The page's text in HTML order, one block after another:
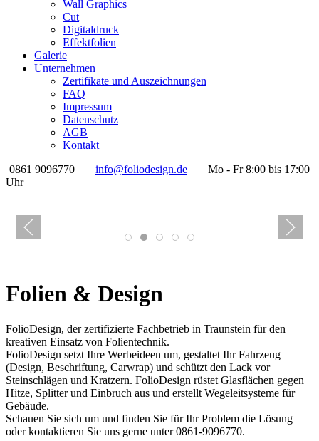
Wall Graphics
Cut
Digitaldruck
Effektfolien
Galerie
Unternehmen
Zertifikate und Auszeichnungen
FAQ
Impressum
Datenschutz
AGB
Kontakt
0861 9096770
info@foliodesign.de
Mo - Fr 8:00 bis 17:00
Uhr
Folien & Design
FolioDesign, der zertifizierte Fachbetrieb in Traunstein für den
kreativen Einsatz von Folientechnik.
FolioDesign setzt Ihre Werbeideen um, gestaltet Ihr Fahrzeug
(Design, Beschriftung, Carwrap) und schützt den Lack vor
Steinschlägen und Kratzern. FolioDesign rüstet Glasflächen gegen
Hitze, Splitter und Einbruch aus und erstellt Wegeleitsysteme für
Gebäude.
Schauen Sie sich um und finden Sie für Ihr Problem die Lösung
oder kontaktieren Sie uns gerne unter 0861-9096770.